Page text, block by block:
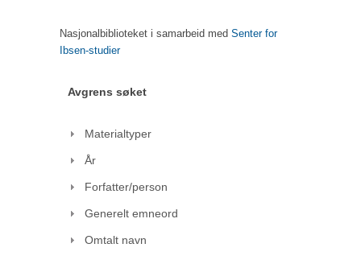
Nasjonalbiblioteket i samarbeid med Senter for
Ibsen-studier
Avgrens søket
Materialtyper
År
Forfatter/person
Generelt emneord
Omtalt navn